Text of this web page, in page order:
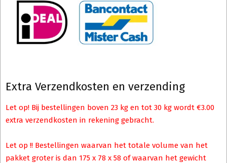
Extra Verzendkosten en verzending
Let op! Bij bestellingen boven 23 kg en tot 30 kg wordt €3.00
extra verzendkosten in rekening gebracht.
Let op !! Bestellingen waarvan het totale volume van het
pakket groter is dan 175 x 78 x 58 of waarvan het gewicht